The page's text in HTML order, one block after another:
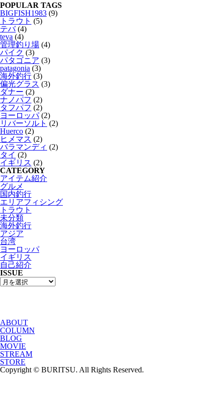
POPULAR TAGS
BIGFISH1983 (9)
トラウト (5)
テバ(4)
teva (4)
管理釣り場 (4)
パイク (3)
パタゴニア (3)
patagonia (3)
海外釣行 (3)
偏光グラス (3)
ダナー (2)
ナノパフ (2)
タフパフ (2)
ヨーロッパ(2)
リバーソルト (2)
Huerco (2)
ヒメマス (2)
バラマンディ (2)
タイ (2)
イギリス (2)
CATEGORY
アイテム紹介
グルメ
国内釣行
エリアフィシング
トラウト
未分類
海外釣行
アジア
台湾
ヨーロッパ
イギリス
自己紹介
ISSUE
ABOUT
COLUMN
BLOG
MOVIE
STREAM
STORE
Copyright © BURITSU. All Rights Reserved.